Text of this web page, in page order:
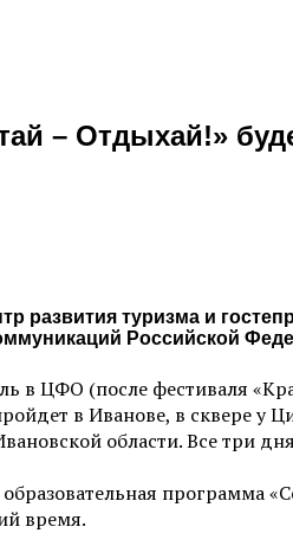
– Отдыхай!»
развития туризма и
Российской
в ЦФО (после фестиваля
в Иванове, в сквере у
области. Все три
программа
время.